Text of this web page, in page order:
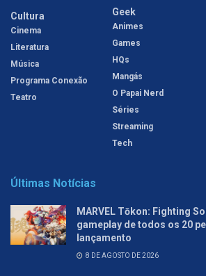
Cultura
Cinema
Literatura
Música
Programa Conexão
Teatro
Geek
Animes
Games
HQs
Mangás
O Papai Nerd
Séries
Streaming
Tech
Últimas Notícias
MARVEL Tōkon: Fighting
gameplay de todos os 20
lançamento
8 DE AGOSTO DE 2026